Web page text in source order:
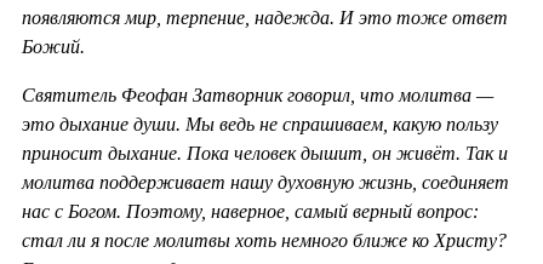
появляются мир, терпение, надежда. И это тоже ответ
Божий.
Святитель Феофан Затворник говорил, что молитва —
это дыхание души. Мы ведь не спрашиваем, какую пользу
приносит дыхание. Пока человек дышит, он живёт. Так и
молитва поддерживает нашу духовную жизнь, соединяет
нас с Богом. Поэтому, наверное, самый верный вопрос:
стал ли я после молитвы хоть немного ближе ко Христу?